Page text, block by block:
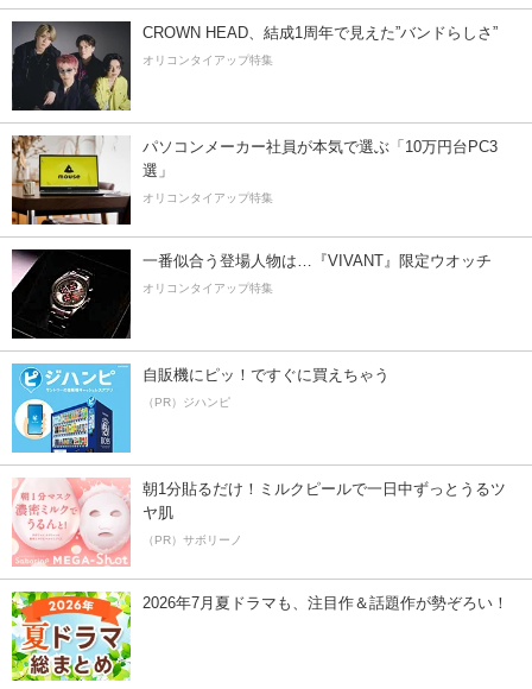
CROWN HEAD、結成1周年で見えた”バンドらしさ”
オリコンタイアップ特集
パソコンメーカー社員が本気で選ぶ「10万円台PC3
選」
オリコンタイアップ特集
一番似合う登場人物は…『VIVANT』限定ウオッチ
オリコンタイアップ特集
自販機にピッ！ですぐに買えちゃう
（PR）ジハンピ
朝1分貼るだけ！ミルクピールで一日中ずっとうるツ
ヤ肌
（PR）サボリーノ
2026年7月夏ドラマも、注目作＆話題作が勢ぞろい！